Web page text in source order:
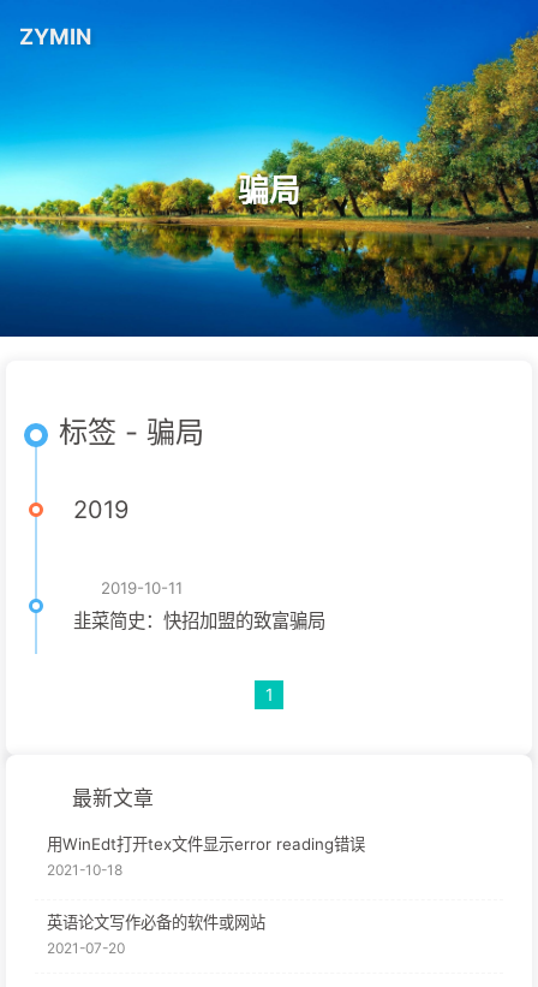
ZYMIN
骗局
标签 - 骗局
2019
2019-10-11
韭菜简史：快招加盟的致富骗局
1
最新文章
用WinEdt打开tex文件显示error reading错误
2021-10-18
英语论文写作必备的软件或网站
2021-07-20